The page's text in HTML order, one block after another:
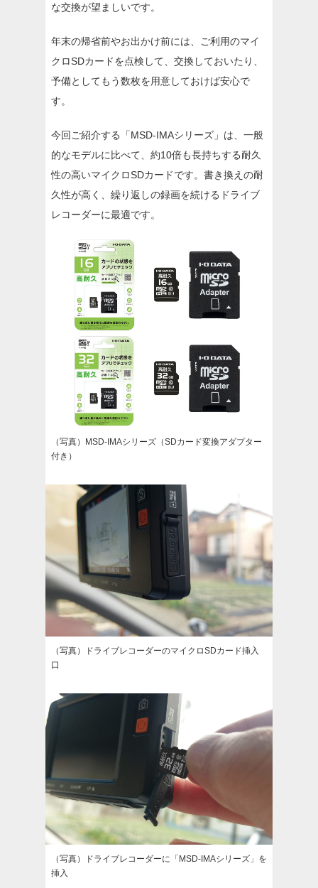
な交換が望ましいです。
年末の帰省前やお出かけ前には、ご利用のマイ
クロSDカードを点検して、交換しておいたり、
予備としてもう数枚を用意しておけば安心で
す。
今回ご紹介する「MSD-IMAシリーズ」は、一般
的なモデルに比べて、約10倍も長持ちする耐久
性の高いマイクロSDカードです。書き換えの耐
久性が高く、繰り返しの録画を続けるドライブ
レコーダーに最適です。
（写真）MSD-IMAシリーズ（SDカード変換アダプター
付き）
（写真）ドライブレコーダーのマイクロSDカード挿入
口
（写真）ドライブレコーダーに「MSD-IMAシリーズ」を
挿入